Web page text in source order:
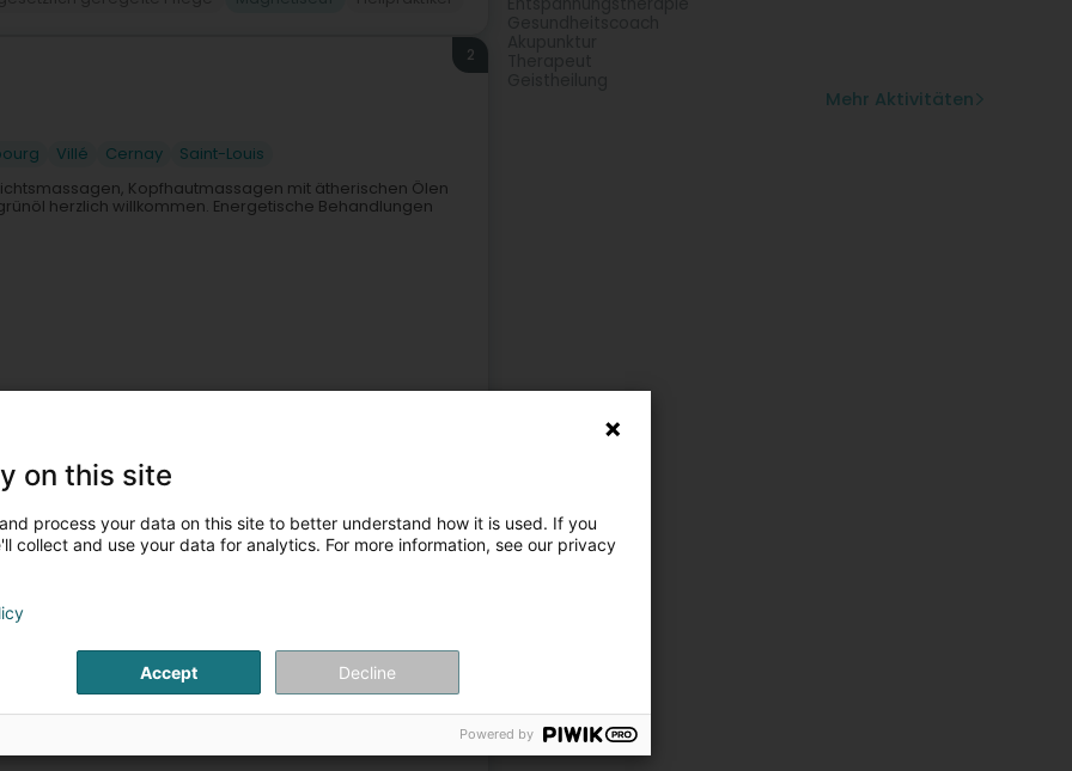
Villé Cernay Saint-Louis
2
Kopfhautmassagen mit ätherischen Ölen
herzlich willkommen. Energetische Behandlungen
gesetzlich geregelte Pflege
3
Nicht gesetzlich geregelte Pflege
4
Mehr Aktivitäten
on this site
process your data on this site to better understand how it is used. If you
collect and use your data for analytics. For more information, see our privacy
Accept Decline
Powered by